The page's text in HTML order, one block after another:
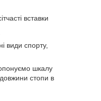
вставки
види спорту,
шкалу
довжини стопи в